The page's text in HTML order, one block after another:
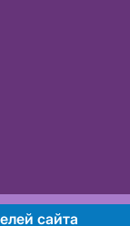
сайта